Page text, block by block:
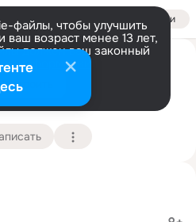
Войти
файлы, чтобы улучшить
ваш возраст менее 13 лет,
должен ваш законный
информации
(Аксу-новое название)
М. ГорькогоПодробнее